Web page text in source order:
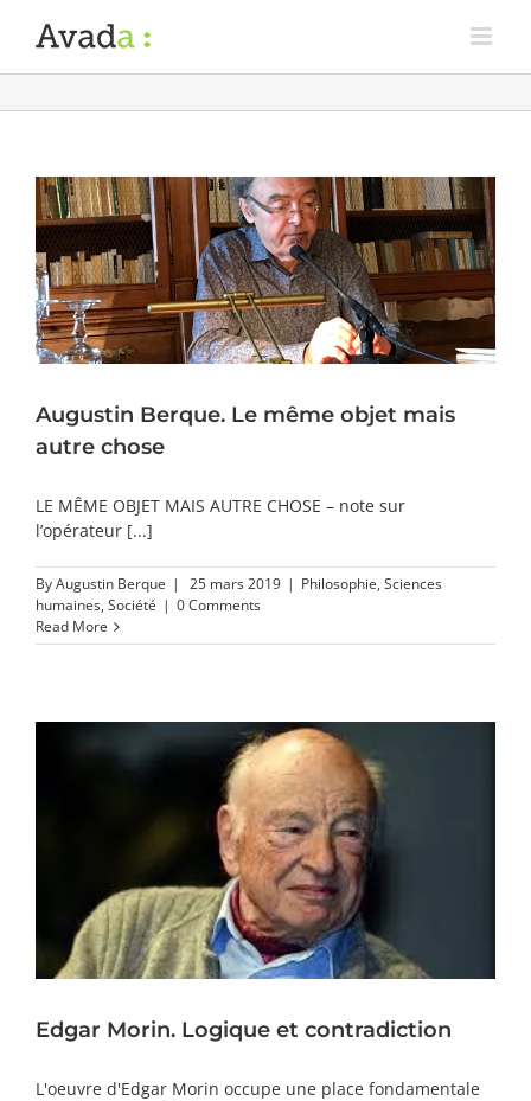
Augustin Berque. Le même objet mais
autre chose
LE MÊME OBJET MAIS AUTRE CHOSE – note sur
l’opérateur [...]
ByAugustin Berque | 25 mars 2019 | Philosophie, Sciences
humaines, Société | 0 Comments
Read More
Edgar Morin. Logique et contradiction
L'oeuvre d'Edgar Morin occupe une place fondamentale